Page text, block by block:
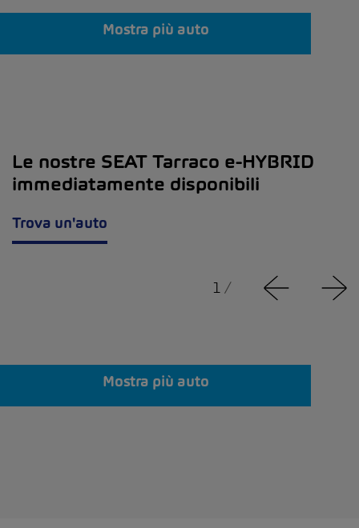
Mostra più auto
Le nostre SEAT Tarraco e-HYBRID
immediatamente disponibili
Trova un'auto
1 /
Mostra più auto